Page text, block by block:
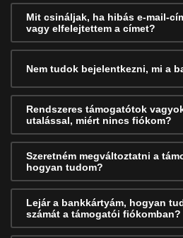
Mit csináljak, ha hibás e-mail-
vagy elfelejtettem a címet?
Nem tudok bejelentkezni, mi a
Rendszeres támogatótok
utalással, miért nincs fiókom?
Szeretném megváltoztatni a
hogyan tudom?
Lejár a bankkártyám, hogyan
számát a támogatói fiókomban?